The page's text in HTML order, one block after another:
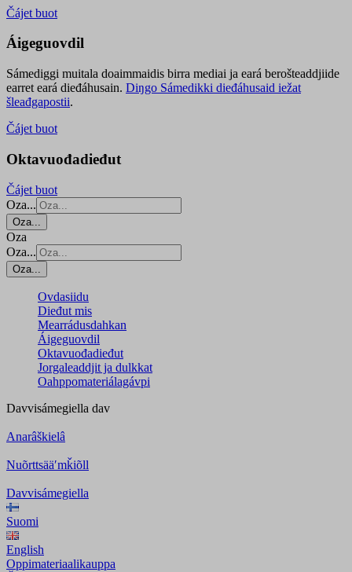
Čájet buot
Áigeguovdil
Sámediggi muitala doaimmaidis birra mediai ja eará berošteaddjiide
earret eará dieđáhusain. Diŋgo Sámedikki dieđáhusaid iežat
šleađgapostii.
Čájet buot
Oktavuođadieđut
Čájet buot
Oza...
Oza...
Oza
Oza...
Oza...
Ovdasiidu
Dieđut mis
Mearrádusdahkan
Áigeguovdil
Oktavuođadieđut
Jorgaleaddjit ja dulkkat
Oahppomateriálagávpi
Davvisámegiella dav
Anarâškielâ
Nuõrttsääʹmǩiõll
Davvisámegiella
Suomi
English
Oppimateriaalikauppa